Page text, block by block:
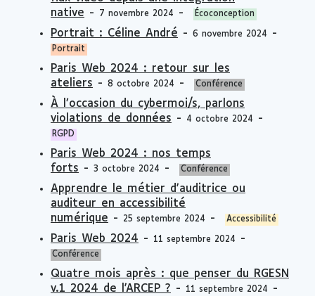
native - 7 novembre 2024 - Écoconception
Portrait : Céline André - 6 novembre 2024 -
Portrait
Paris Web 2024 : retour sur les
ateliers - 8 octobre 2024 - Conférence
À l’occasion du cybermoi/s, parlons
violations de données - 4 octobre 2024 -
RGPD
Paris Web 2024 : nos temps
forts - 3 octobre 2024 - Conférence
Apprendre le métier d'auditrice ou
auditeur en accessibilité
numérique - 25 septembre 2024 - Accessibilité
Paris Web 2024 - 11 septembre 2024 -
Conférence
Quatre mois après : que penser du RGESN
v.1 2024 de l'ARCEP ? - 11 septembre 2024 -